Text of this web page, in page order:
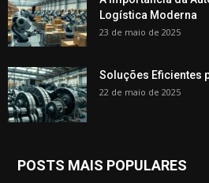
Logística Moderna
23 de maio de 2025
Soluções Eficientes
22 de maio de 2025
POSTS MAIS POPULARES